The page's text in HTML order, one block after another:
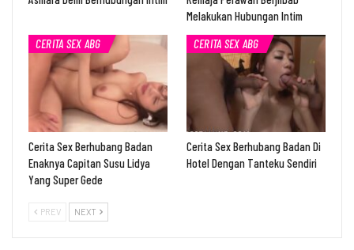
Melakukan Hubungan Intim
CERITA SEX ABG
Cerita Sex Berhubang Badan
Enaknya Capitan Susu Lidya
Yang Super Gede
CERITA SEX ABG
Cerita Sex Berhubang Badan Di
Hotel Dengan Tanteku Sendiri
PREV NEXT